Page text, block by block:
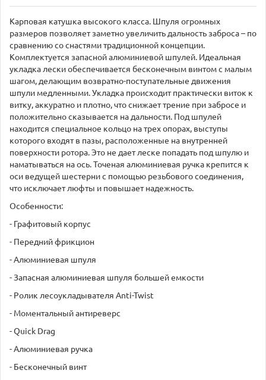
Карповая катушка высокого класса. Шпуля огромных
размеров позволяет заметно увеличить дальность заброса – по
сравнению со снастями традиционной концепции.
Комплектуется запасной алюминиевой шпулей. Идеальная
укладка лески обеспечивается бесконечным винтом с малым
шагом, делающим возвратно-поступательные движения
шпули медленными. Укладка происходит практически виток к
витку, аккуратно и плотно, что снижает трение при забросе и
положительно сказывается на дальности. Под шпулей
находится специальное кольцо на трех опорах, выступы
которого входят в пазы, расположенные на внутренней
поверхности ротора. Это не дает леске попадать под шпулю и
наматываться на ось. Точеная алюминиевая ручка крепится к
оси ведущей шестерни с помощью резьбового соединения,
что исключает люфты и повышает надежность.
Особенности:
- Графитовый корпус
- Передний фрикцион
- Алюминиевая шпуля
- Запасная алюминиевая шпуля большей емкости
- Ролик лесоукладывателя Anti-Twist
- Моментальный антиреверс
- Quick Drag
- Алюминиевая ручка
- Бесконечный винт